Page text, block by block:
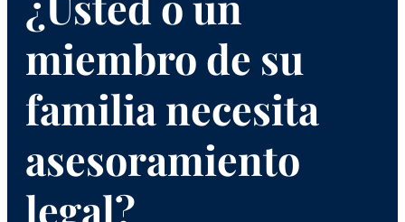
miembro de su
familia necesita
asesoramiento
legal?